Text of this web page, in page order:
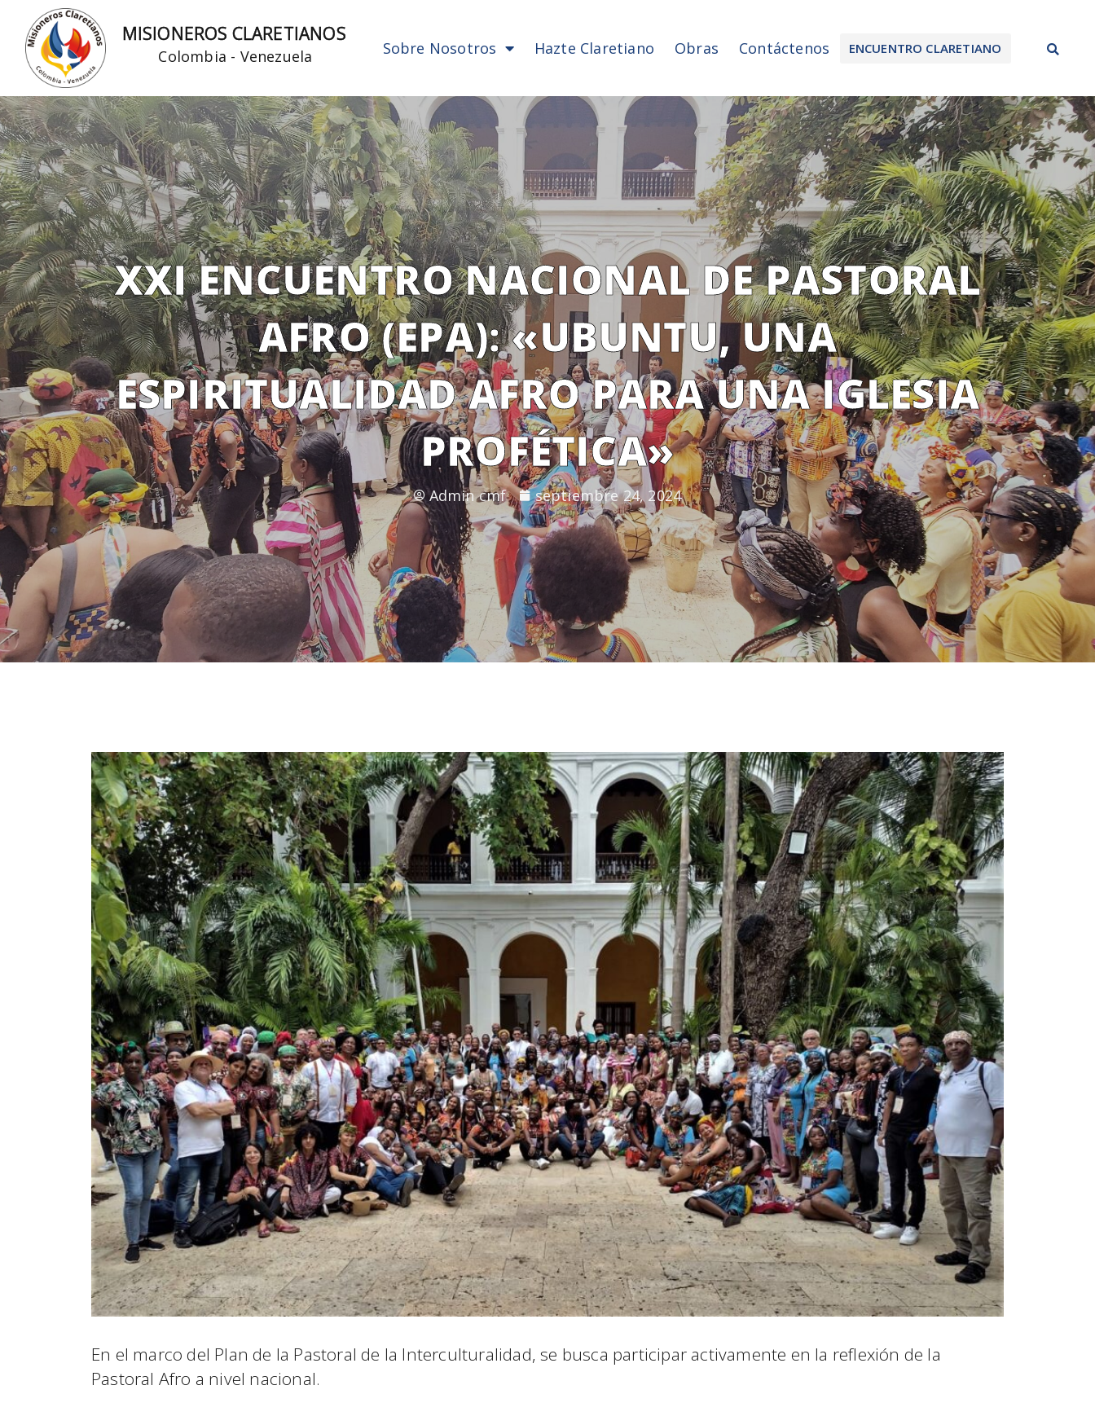
contenido
MISIONEROS CLARETIANOS
Colombia - Venezuela Sobre Nosotros Hazte Claretiano Obras Contáctenos ENCUENTRO CLARETIANO
XXI ENCUENTRO NACIONAL DE PASTORAL
AFRO (EPA): «UBUNTU, UNA
ESPIRITUALIDAD AFRO PARA UNA IGLESIA
PROFÉTICA»
Admin cmf septiembre 24, 2024
En el marco del Plan de la Pastoral de la Interculturalidad, se busca participar activamente en la reflexión de la
Pastoral Afro a nivel nacional.